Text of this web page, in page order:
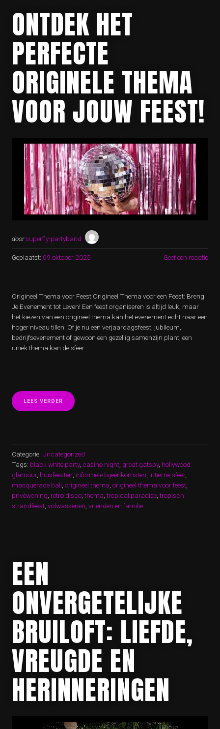
ONTDEK HET
PERFECTE
ORIGINELE THEMA
VOOR JOUW FEEST!
doorsuperfly-partyband
Geplaatst: 09 oktober 2025 Geef een reactie
Origineel Thema voor Feest Origineel Thema voor een Feest: Breng
Je Evenement tot Leven! Een feest organiseren is altijd leuk, maar
het kiezen van een origineel thema kan het evenement echt naar een
hoger niveau tillen. Of je nu een verjaardagsfeest, jubileum,
bedrijfsevenement of gewoon een gezellig samenzijn plant, een
uniek thema kan de sfeer …
LEES VERDER “ONTDEK
HET
JOUW
FEEST!”
Categorie: Uncategorized
Tags: black white party, casino night great gatsby, hollywood
glamour, huisfeesten informele bijeenkomsten intieme sfeer,
masquerade ball origineel thema origineel thema voor feest
privéwoning retro disco ,thema ,tropical paradise ,tropisch
strandfeest volwassenen vrienden en familie
EEN
ONVERGETELIJKE
BRUILOFT: LIEFDE,
VREUGDE EN
HERINNERINGEN